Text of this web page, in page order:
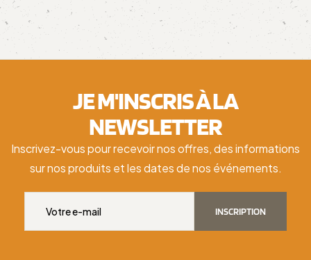
JE M'INSCRIS À LA
NEWSLETTER
Inscrivez-vous pour recevoir nos offres, des informations
sur nos produits et les dates de nos événements.
INSCRIPTION